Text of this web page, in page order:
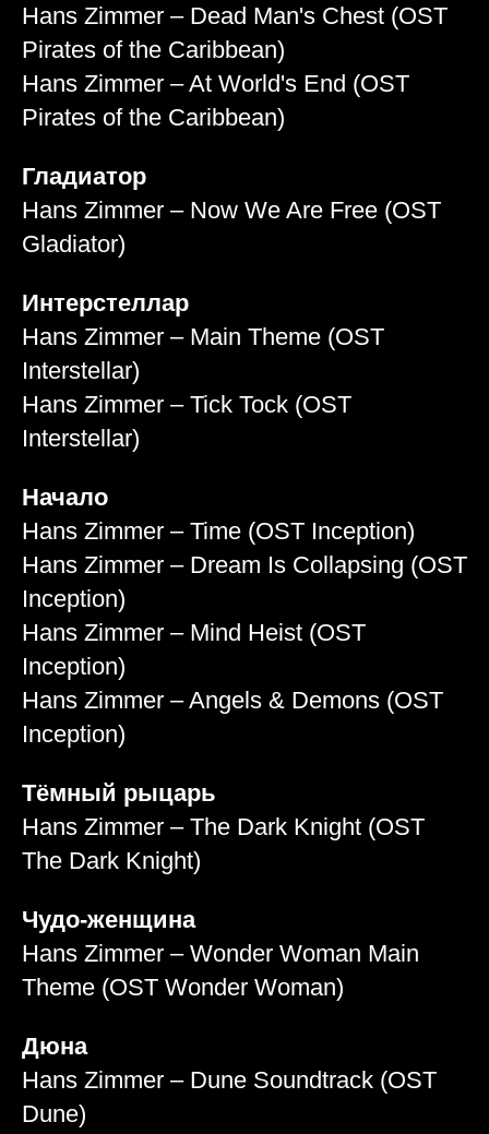
Hans Zimmer – Dead Man's Chest (OST
Pirates of the Caribbean)
Hans Zimmer – At World's End (OST
Pirates of the Caribbean)
Гладиатор
Hans Zimmer – Now We Are Free (OST
Gladiator)
Интерстеллар
Hans Zimmer – Main Theme (OST
Interstellar)
Hans Zimmer – Tick Tock (OST
Interstellar)
Начало
Hans Zimmer – Time (OST Inception)
Hans Zimmer – Dream Is Collapsing (OST
Inception)
Hans Zimmer – Mind Heist (OST
Inception)
Hans Zimmer – Angels & Demons (OST
Inception)
Тёмный рыцарь
Hans Zimmer – The Dark Knight (OST
The Dark Knight)
Чудо-женщина
Hans Zimmer – Wonder Woman Main
Theme (OST Wonder Woman)
Дюна
Hans Zimmer – Dune Soundtrack (OST
Dune)